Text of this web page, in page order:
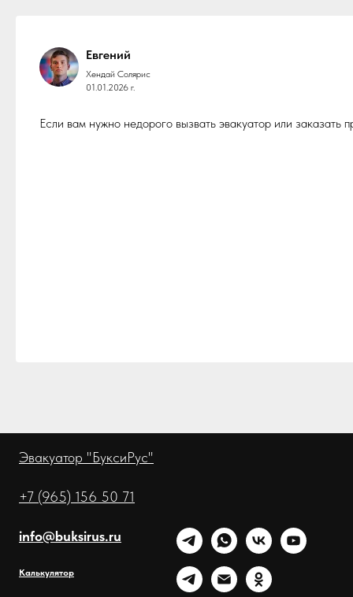
Евгений
Хендай Солярис
01.01.2026 г.
Если вам нужно недорого вызвать эвакуатор или
Эвакуатор "БуксиРус"
+7 (965) 156 50 71
info@buksirus.ru
Калькулятор